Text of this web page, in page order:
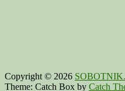
Copyright © 2026
Theme: Catch Box by Catch